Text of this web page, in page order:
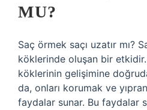
MU?
Saç örmek saçı uzatır mı?
köklerinde oluşan bir etkidir.
köklerinin gelişimine
da, onları korumak ve
faydalar sunar. Bu faydalar